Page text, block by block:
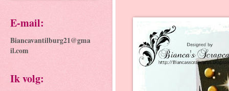
E-mail:
Biancavantilburg21@gma
il.com
Ik volg: